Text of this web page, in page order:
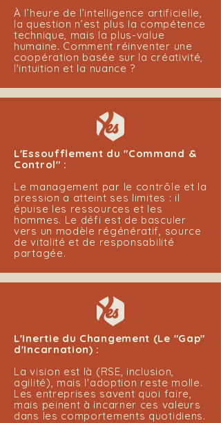
À l’heure de l’intelligence artificielle,
la question n’est plus la compétence
technique, mais la plus-value
humaine. Comment réinventer une
coopération basée sur la créativité,
l'intuition et la nuance ?
L'Essoufflement du "Command &
Control" :
Le management par le contrôle et la
pression a atteint ses limites : il
épuise les ressources et les
hommes. Le défi est de basculer
vers un modèle régénératif, source
de vitalité et de responsabilité
partagée.
L'Inertie du Changement (Le "Gap"
d'Incarnation) :
La vision est là (RSE, inclusion,
agilité), mais l'adoption reste molle.
Les entreprises savent quoi faire,
mais peinent à incarner ces valeurs
dans les comportements quotidiens.